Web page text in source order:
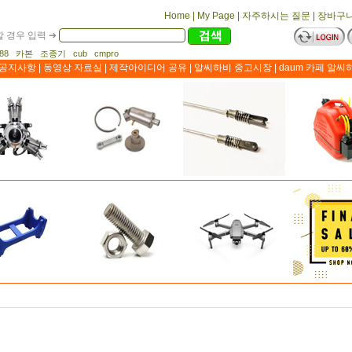
Home My Page 자주하시는 질문
장바구
경우 입력 ➔
카본 조종기 cub cmpro
공지사항 동영상 자료실 제작아이디어 공유 알씨하비 중고시장 daum 카페 알씨